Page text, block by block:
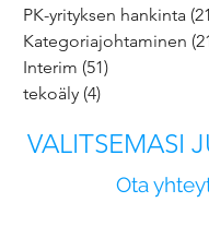
PK-yrityksen hankinta
Kategoriajohtaminen
Interim (51)
tekoäly (4)
VALITSEMASI
Ota